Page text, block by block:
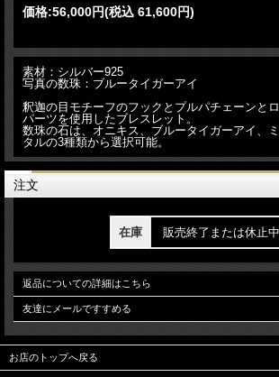
価格:56,000円(税込 61,600円)
素材：シルバー925
写真の数珠：ブルータイガーアイ
釈迦の目モチーフのフックとプルパチェーンと
パーツを使用したブレスレット。
数珠の石は、オニキス、ブルータイガーアイ、
タルの3種類から選択可能。
注文
在庫 販売終了または休止中
返品についての詳細はこちら
友達にメールですすめる
お店のトップへ戻る